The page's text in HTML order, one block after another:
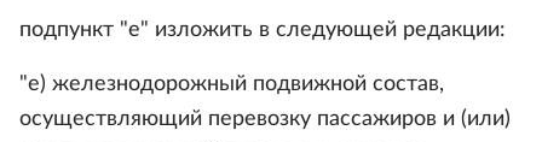
подпункт "е" изложить в следующей редакции:
"е) железнодорожный подвижной состав,
осуществляющий перевозку пассажиров и (или)